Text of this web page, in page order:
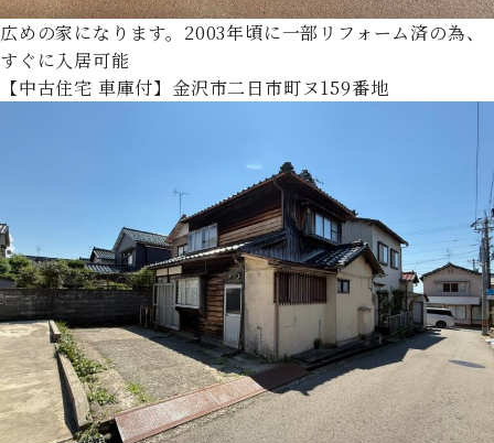
広めの家になります。2003年頃に一部リフォーム済の為、
すぐに入居可能
【中古住宅 車庫付】金沢市二日市町ヌ159番地